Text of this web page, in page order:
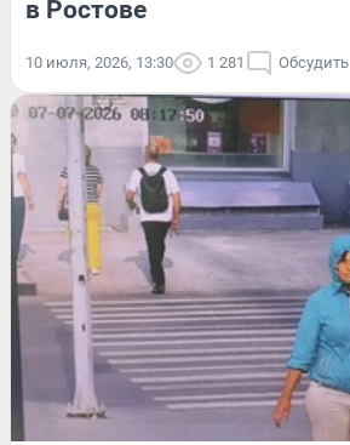
в Ростове
10 июля, 2026, 13:30 1 281 Обсудить